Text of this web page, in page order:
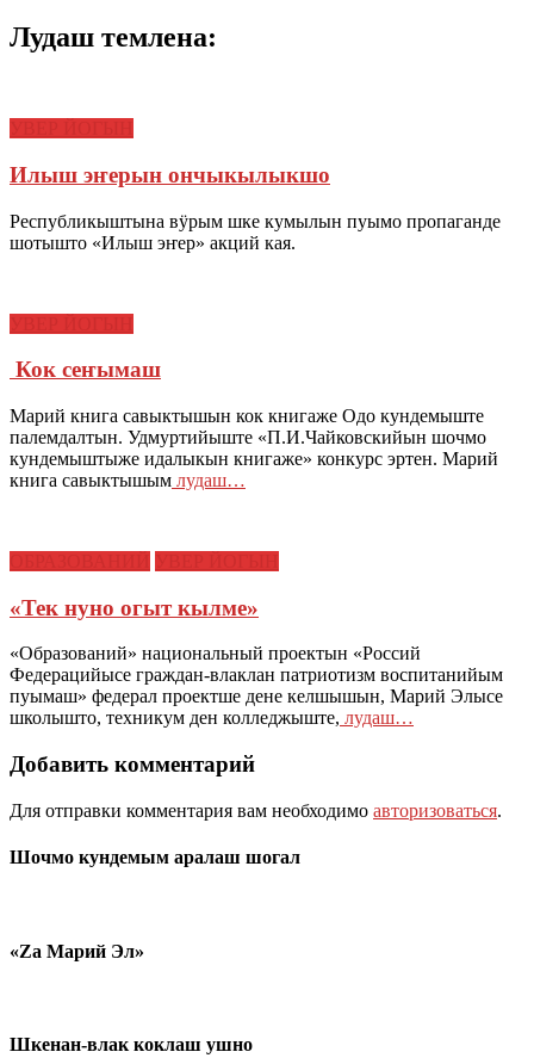
Лудаш темлена:
Илыш эҥерын ончыкылыкшо
Республикыштына вӱрым шке кумылын пуымо пропаганде
шотышто «Илыш эҥер» акций кая.
Кок сеҥымаш
Марий книга савыктышын кок книгаже Одо кундемыште
палемдалтын. Удмуртийыште «П.И.Чайковскийын шочмо
кундемыштыже идалыкын книгаже» конкурс эртен. Марий
книга савыктышым лудаш…
«Тек нуно огыт кылме»
«Образований» национальный проектын «Россий
Федерацийысе граждан-влаклан патриотизм воспитанийым
пуымаш» федерал проектше дене келшышын, Марий Элысе
школышто, техникум ден колледжыште, лудаш…
Добавить комментарий
Для отправки комментария вам необходимо авторизоваться.
Шочмо кундемым аралаш шогал
«Zа Марий Эл»
Шкенан-влак коклаш ушно